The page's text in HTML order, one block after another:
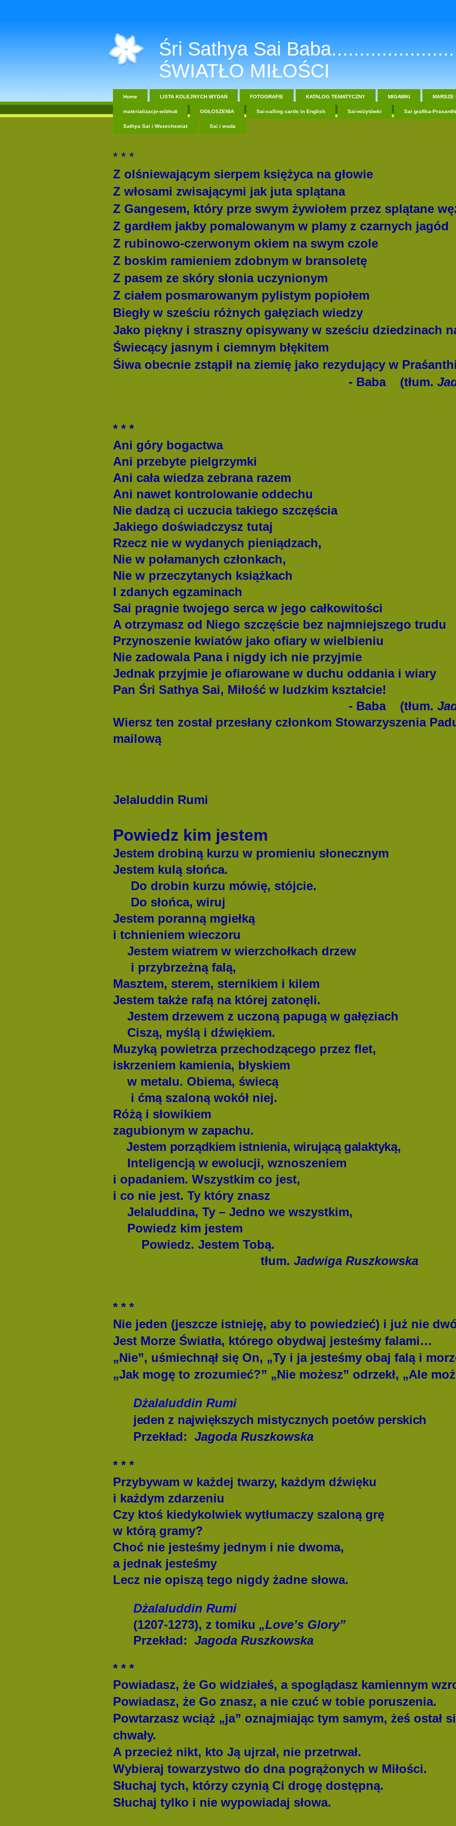
Śri Sathya Sai
ŚWIATŁO MIŁOŚCI
Home LISTA KOLEJNYCH WYDAŃ FOTOGRAFIE KATALOG TEMATYCZNY MIGAWKI MARSZE
materializacje-wibhuti OGŁOSZENIA Sai-calling cards in English Sai-wizytówki Sai grafika-Prasanthi
Sathya Sai i Wszechswiat Sai i woda
* * *
Z olśniewającym sierpem księżyca na głowie
Z włosami zwisającymi jak juta splątana
Z Gangesem, który prze swym żywiołem przez splątane
Z gardłem jakby pomalowanym w plamy z czarnych jagód
Z rubinowo-czerwonym okiem na swym czole
Z boskim ramieniem zdobnym w bransoletę
Z pasem ze skóry słonia uczynionym
Z ciałem posmarowanym pylistym popiołem
Biegły w sześciu różnych gałęziach wiedzy
Jako piękny i straszny opisywany w sześciu dziedzinach
Świecący jasnym i ciemnym błękitem
Śiwa obecnie zstąpił na ziemię jako rezydujący w
- Baba(tłum.
* * *
Ani góry bogactwa
Ani przebyte pielgrzymki
Ani cała wiedza zebrana razem
Ani nawet kontrolowanie oddechu
Nie dadzą ci uczucia takiego szczęścia
Jakiego doświadczysz tutaj
Rzecz nie w wydanych pieniądzach,
Nie w połamanych członkach,
Nie w przeczytanych książkach
I zdanych egzaminach
Sai pragnie twojego serca w jego całkowitości
A otrzymasz od Niego szczęście bez najmniejszego trudu
Przynoszenie kwiatów jako ofiary w wielbieniu
Nie zadowala Pana i nigdy ich nie przyjmie
Jednak przyjmie je ofiarowane w duchu oddania i wiary
Pan Śri Sathya Sai, Miłość w ludzkim kształcie!
- Baba(tłum.
Wiersz ten został przesłany członkom Stowarzyszenia
mailową
Jelaluddin Rumi
Powiedz kim jestem
Jestem drobiną kurzu w promieniu słonecznym
Jestem kulą słońca.
Do drobin kurzu mówię, stójcie.
Do słońca, wiruj
Jestem poranną mgiełką
i tchnieniem wieczoru
Jestem wiatrem w wierzchołkach drzew
i przybrzeżną falą,
Masztem, sterem, sternikiem i kilem
Jestem także rafą na której zatonęli.
Jestem drzewem z uczoną papugą w gałęziach
Ciszą, myślą i dźwiękiem.
Muzyką powietrza przechodzącego przez flet,
iskrzeniem kamienia, błyskiem
w metalu. Obiema, świecą
i ćmą szaloną wokół niej.
Różą i słowikiem
zagubionym w zapachu.
Jestem porządkiem istnienia, wirującą galaktyką,
Inteligencją w ewolucji, wznoszeniem
i opadaniem. Wszystkim co jest,
i co nie jest. Ty który znasz
Jelaluddina, Ty – Jedno we wszystkim,
Powiedz kim jestem
Powiedz. Jestem Tobą.
tłum. Jadwiga Ruszkowska
* * *
Nie jeden (jeszcze istnieję, aby to powiedzieć) i już nie
Jest Morze Światła, którego obydwaj jesteśmy falami…
„Nie”, uśmiechnął się On, „Ty i ja jesteśmy obaj falą i
„Jak mogę to zrozumieć?” „Nie możesz” odrzekł, „Ale
Dżalaluddin Rumi
jeden z największych mistycznych poetów perskich
Przekład: Jagoda Ruszkowska
* * *
Przybywam w każdej twarzy, każdym dźwięku
i każdym zdarzeniu
Czy ktoś kiedykolwiek wytłumaczy szaloną grę
w którą gramy?
Choć nie jesteśmy jednym i nie dwoma,
a jednak jesteśmy
Lecz nie opiszą tego nigdy żadne słowa.
Dżalaluddin Rumi
(1207-1273), z tomiku „Love’s Glory”
Przekład: Jagoda Ruszkowska
* * *
Powiadasz, że Go widziałeś, a spoglądasz kamiennym
Powiadasz, że Go znasz, a nie czuć w tobie poruszenia.
Powtarzasz wciąż „ja” oznajmiając tym samym, żeś ostał
chwały.
A przecież nikt, kto Ją ujrzał, nie przetrwał.
Wybieraj towarzystwo do dna pogrążonych w Miłości.
Słuchaj tych, którzy czynią Ci drogę dostępną.
Słuchaj tylko i nie wypowiadaj słowa.